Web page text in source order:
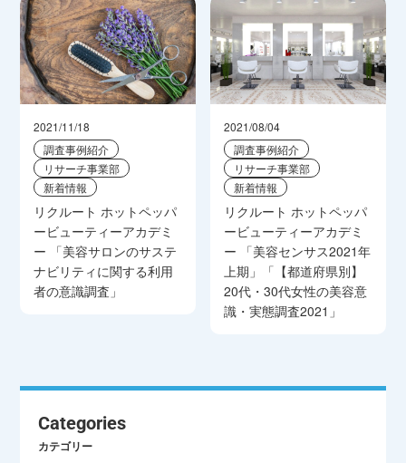
2021/11/18
調査事例紹介
リサーチ事業部
新着情報
リクルート ホットペッパ
ービューティーアカデミ
ー 「美容サロンのサステ
ナビリティに関する利用
者の意識調査」
2021/08/04
調査事例紹介
リサーチ事業部
新着情報
リクルート ホットペッパ
ービューティーアカデミ
ー 「美容センサス2021年
上期」「【都道府県別】
20代・30代女性の美容意
識・実態調査2021」
Categories
カテゴリー